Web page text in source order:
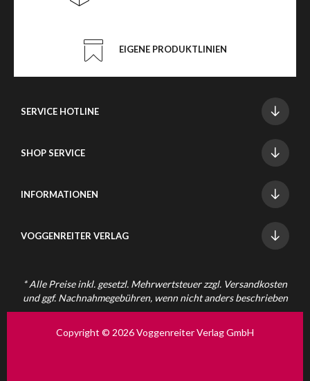
EIGENE PRODUKTLINIEN
SERVICE HOTLINE
SHOP SERVICE
INFORMATIONEN
VOGGENREITER VERLAG
* Alle Preise inkl. gesetzl. Mehrwertsteuer zzgl. Versandkosten
und ggf. Nachnahmegebühren, wenn nicht anders beschrieben
Copyright © 2026 Voggenreiter Verlag GmbH